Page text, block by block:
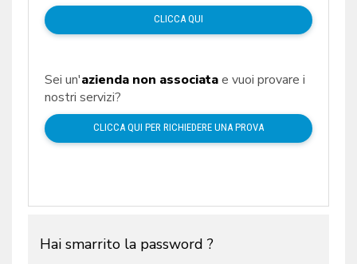
CLICCA QUI
Sei un'azienda non associatae vuoi provare i
nostri servizi?
CLICCA QUI PER RICHIEDERE UNA PROVA
Hai smarrito la password ?